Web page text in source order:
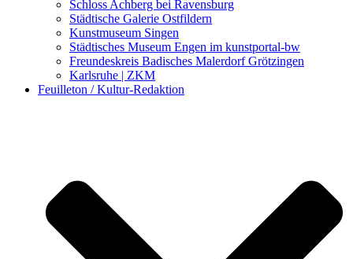
Schloss Achberg bei Ravensburg
Städtische Galerie Ostfildern
Kunstmuseum Singen
Städtisches Museum Engen im kunstportal-bw
Freundeskreis Badisches Malerdorf Grötzingen
Karlsruhe | ZKM
Feuilleton / Kultur-Redaktion